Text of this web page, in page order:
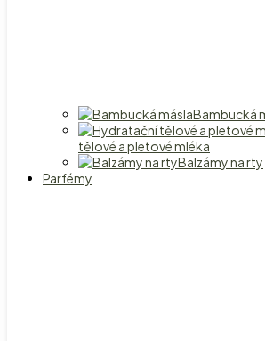
Bambucká
tělové a pletové mléka
Balzámy na rty
Parfémy